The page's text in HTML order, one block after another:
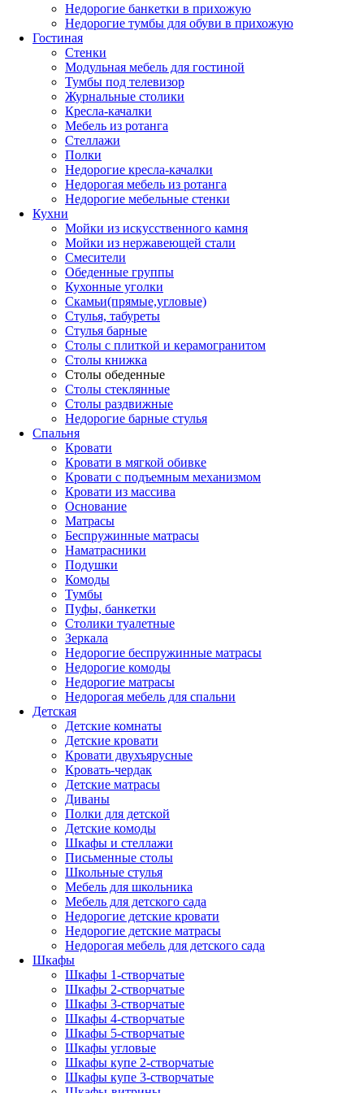
Недорогие банкетки в прихожую
Недорогие тумбы для обуви в прихожую
Гостиная
Стенки
Модульная мебель для гостиной
Тумбы под телевизор
Журнальные столики
Кресла-качалки
Мебель из ротанга
Стеллажи
Полки
Недорогие кресла-качалки
Недорогая мебель из ротанга
Недорогие мебельные стенки
Кухни
Мойки из искусственного камня
Мойки из нержавеющей стали
Смесители
Обеденные группы
Кухонные уголки
Скамьи(прямые,угловые)
Стулья, табуреты
Стулья барные
Столы с плиткой и керамогранитом
Столы книжка
Столы обеденные
Столы стеклянные
Столы раздвижные
Недорогие барные стулья
Спальня
Кровати
Кровати в мягкой обивке
Кровати с подъемным механизмом
Кровати из массива
Основание
Матрасы
Беспружинные матрасы
Наматрасники
Подушки
Комоды
Тумбы
Пуфы, банкетки
Столики туалетные
Зеркала
Недорогие беспружинные матрасы
Недорогие комоды
Недорогие матрасы
Недорогая мебель для спальни
Детская
Детские комнаты
Детские кровати
Кровати двухъярусные
Кровать-чердак
Детские матрасы
Диваны
Полки для детской
Детские комоды
Шкафы и стеллажи
Письменные столы
Школьные стулья
Мебель для школьника
Мебель для детского сада
Недорогие детские кровати
Недорогие детские матрасы
Недорогая мебель для детского сада
Шкафы
Шкафы 1-створчатые
Шкафы 2-створчатые
Шкафы 3-створчатые
Шкафы 4-створчатые
Шкафы 5-створчатые
Шкафы угловые
Шкафы купе 2-створчатые
Шкафы купе 3-створчатые